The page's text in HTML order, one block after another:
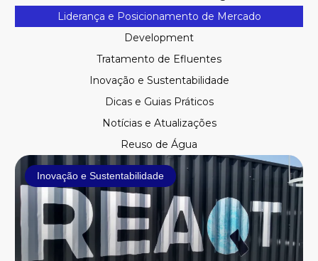
Liderança e Posicionamento de Mercado
Development
Tratamento de Efluentes
Inovação e Sustentabilidade
Dicas e Guias Práticos
Notícias e Atualizações
Reuso de Água
Inovação e Sustentabilidade
PáginaPáginaPágina